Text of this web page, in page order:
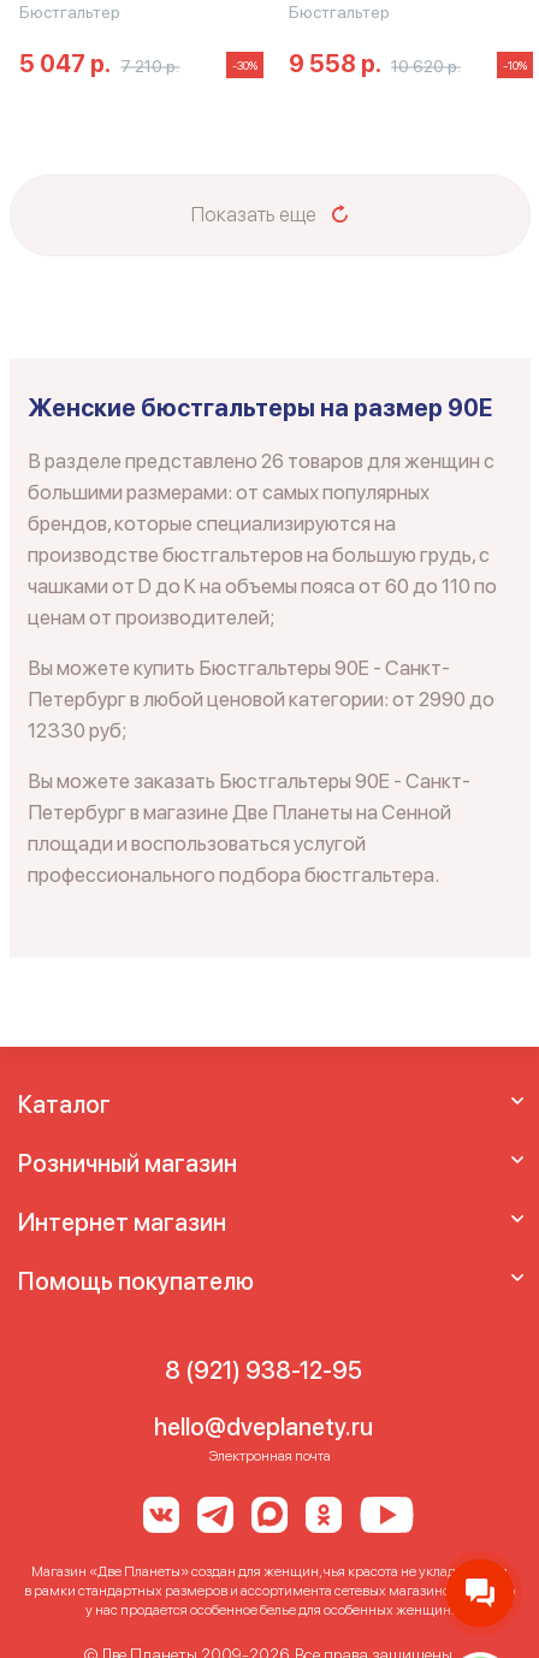
Бюстгальтер
5 047 р. 7 210 р. -30%
Бюстгальтер
9 558 р. 10 620 р. -10%
Показать еще
Женские бюстгальтеры на размер 90E
В разделе представлено 26 товаров для женщин с
большими размерами: от самых популярных
брендов, которые специализируются на
производстве бюстгальтеров на большую грудь, с
чашками от D до K на объемы пояса от 60 до 110 по
ценам от производителей;
Вы можете купить Бюстгальтеры 90E - Санкт-
Петербург в любой ценовой категории: от 2990 до
12330 руб;
Вы можете заказать Бюстгальтеры 90E - Санкт-
Петербург в магазине Две Планеты на Сенной
площади и воспользоваться услугой
профессионального подбора бюстгальтера.
Каталог
Розничный магазин
Интернет магазин
Помощь покупателю
8 (921) 938-12-95
hello@dveplanety.ru
Электронная почта
Магазин «Две Планеты» создан для женщин, чья красота не укладывается
в рамки стандартных размеров и ассортимента сетевых магазинов. Именно
у нас продается особенное белье для особенных женщин!